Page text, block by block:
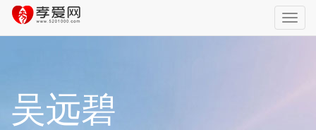
吴远碧